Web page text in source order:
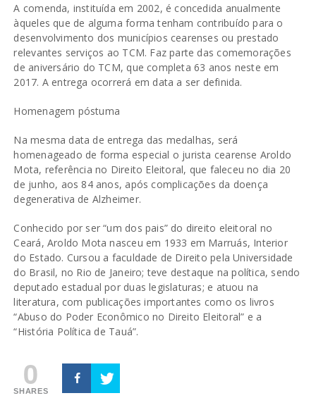
A comenda, instituída em 2002, é concedida anualmente
àqueles que de alguma forma tenham contribuído para o
desenvolvimento dos municípios cearenses ou prestado
relevantes serviços ao TCM. Faz parte das comemorações
de aniversário do TCM, que completa 63 anos neste em
2017. A entrega ocorrerá em data a ser definida.
Homenagem póstuma
Na mesma data de entrega das medalhas, será
homenageado de forma especial o jurista cearense Aroldo
Mota, referência no Direito Eleitoral, que faleceu no dia 20
de junho, aos 84 anos, após complicações da doença
degenerativa de Alzheimer.
Conhecido por ser “um dos pais” do direito eleitoral no
Ceará, Aroldo Mota nasceu em 1933 em Marruás, Interior
do Estado. Cursou a faculdade de Direito pela Universidade
do Brasil, no Rio de Janeiro; teve destaque na política, sendo
deputado estadual por duas legislaturas; e atuou na
literatura, com publicações importantes como os livros
“Abuso do Poder Econômico no Direito Eleitoral” e a
“História Política de Tauá”.
0
SHARES